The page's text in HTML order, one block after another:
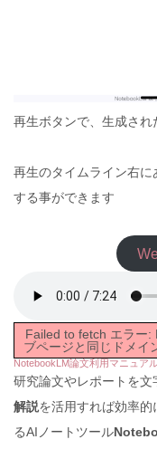
再生ボタンで、生成さ
再生のタイムライン右
する事ができます
Failed to fetch エラー:
ブページと同じドメイ
NotebookLM論文利用マニュア
研究論文やレポートを文
解説を活用すれば効率
るAIノートツール